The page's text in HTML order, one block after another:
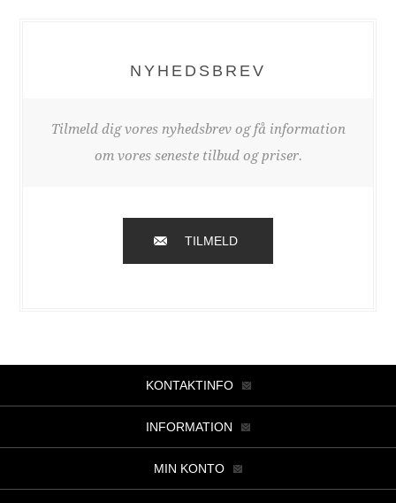
NYHEDSBREV
Tilmeld dig vores nyhedsbrev og få information
om vores seneste tilbud og priser.
TILMELD
KONTAKTINFO
INFORMATION
MIN KONTO